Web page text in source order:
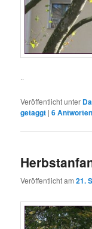
..
Veröffentlicht unter
getaggt |6Antworten
Veröffentlicht am21.